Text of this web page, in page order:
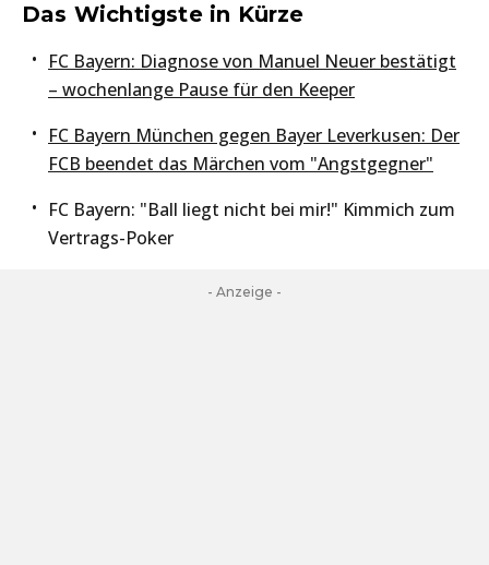
Das Wichtigste in Kürze
FC Bayern: Diagnose von Manuel Neuer bestätigt
– wochenlange Pause für den Keeper
FC Bayern München gegen Bayer Leverkusen: Der
FCB beendet das Märchen vom "Angstgegner"
FC Bayern: "Ball liegt nicht bei mir!" Kimmich zum
Vertrags-Poker
- Anzeige -